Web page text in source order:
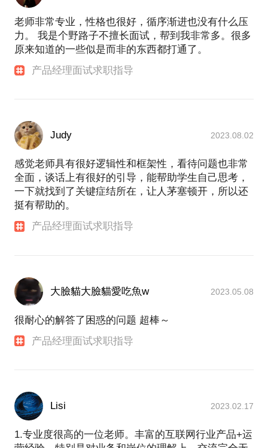
老师非常专业，性格也很好，循序渐进也没有什么压
力。 我是个野路子不擅长面试，帮到我非常多。很多
原来知道的一些似是而非的东西都打通了。
产品经理面试求职指导
Judy 2023.08.02
感觉老师具有很好逻辑性和框架性，看待问题也非常
全面，谈话上有很好的引导，能帮助学生自己思考，
一下就找到了关键症结所在，让人茅塞顿开，所以还
挺有帮助的。
产品经理面试求职指导
大臉貓大臉貓愛吃魚w 2023.05.08
很耐心的解答了困惑的问题 超棒～
产品经理面试求职指导
Lisi 2023.02.17
1.专业度很高的一位老师。丰富的互联网行业产品+运